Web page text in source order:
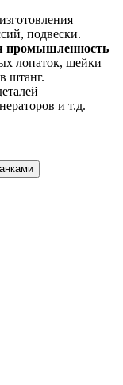
подвески.
промышленность
лопаток, шейки
штанг.
и т.д.